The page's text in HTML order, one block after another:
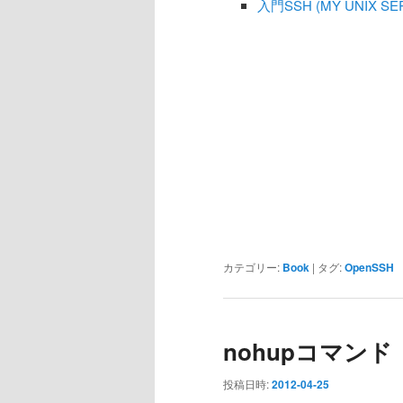
入門SSH (MY UNIX
カテゴリー: Book | タグ:OpenSSH
nohupコマンド
投稿日時:2012-04-25